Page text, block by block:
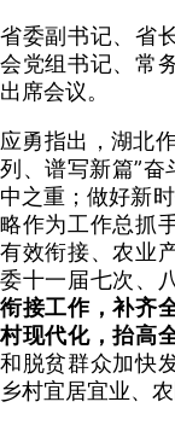
省委副书记、省
会党组书记、常
出席会议。
应勇指出，湖北
列、谱写新篇”奋
中之重；做好新
略作为工作总抓
有效衔接、农业
委十一届七次、
衔接工作，补齐
村现代化，抬高
和脱贫群众加快
乡村宜居宜业、农